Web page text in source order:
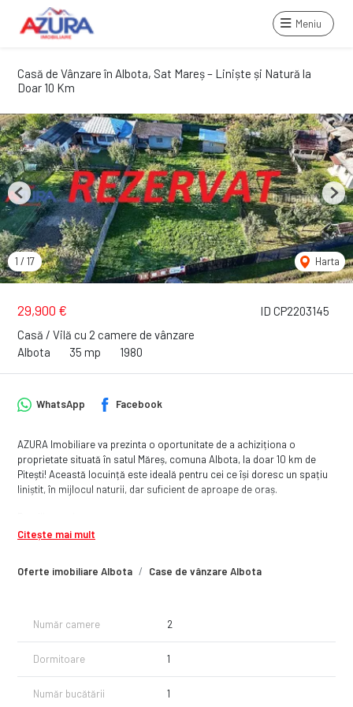
Meniu
Casă de Vânzare în Albota, Sat Mareș – Liniște și Natură la
Doar 10 Km
ID CP2203145
29,900 €
Casă / Vilă cu 2 camere de vânzare
Albota
35 mp 1980
1 / 17 Harta
Previous Next
Oferte imobiliare Albota Case de vânzare Albota
WhatsApp Facebook
AZURA Imobiliare va prezinta o oportunitate de a achiziționa o
proprietate situată în satul Măreș, comuna Albota, la doar 10 km de
Pitești! Această locuință este ideală pentru cei ce își doresc un spațiu
liniștit, în mijlocul naturii, dar suficient de aproape de oraș.
Casă locuibilă – 2 camere confortabile, perfectă pentru a fi
Magazie spațioasă – pentru depozitare sau diverse activități
ideală pentru amenajarea unui loc de relaxare sau grădină.
rapidă la un stil de viață modern.
Accesibilitate: doar 10 km de Pitești, oferind atât liniște rurală, cât și
acces rapid la facilitățile urbane.
Citește mai mult
Număr camere 2
Dormitoare 1
Număr bucătării 1